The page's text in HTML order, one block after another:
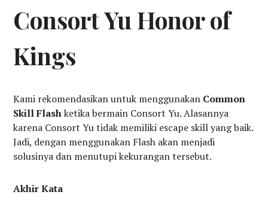
Consort Yu Honor of
Kings
Kami rekomendasikan untuk menggunakan Common
Skill Flashketika bermain Consort Yu. Alasannya
karena Consort Yu tidak memiliki escape skill yang baik.
Jadi, dengan menggunakan Flash akan menjadi
solusinya dan menutupi kekurangan tersebut.
Akhir Kata